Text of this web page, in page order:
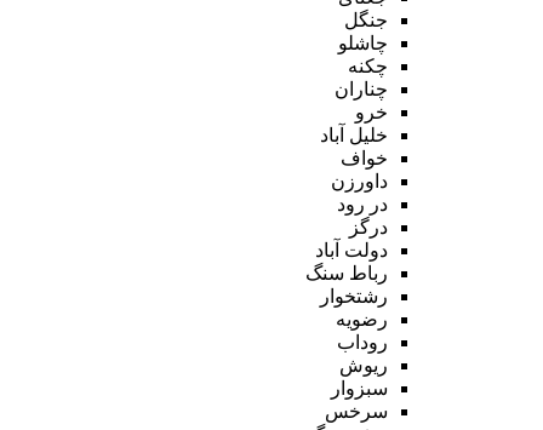
جنگل
چاشلو
چکنه
چناران
خرو
خلیل آباد
خواف
داورزن
در رود
درگز
دولت آباد
رباط سنگ
رشتخوار
رضویه
روداب
ریوش
سبزوار
سرخس